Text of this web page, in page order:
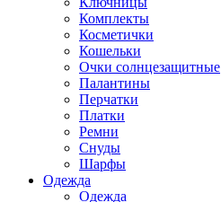
Комплекты
Косметички
Кошельки
Очки солнцезащитные
Палантины
Перчатки
Платки
Ремни
Снуды
Шарфы
Одежда
Одежда